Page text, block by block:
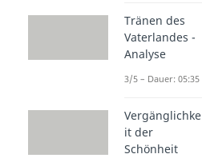
Tränen des
Vaterlandes -
Analyse
3/5 – Dauer: 05:35
Vergänglichke
it der
Schönheit